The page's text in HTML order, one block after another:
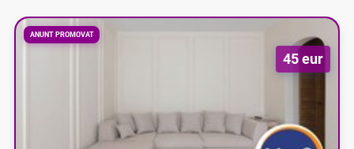
ANUNT PROMOVAT
45 eur